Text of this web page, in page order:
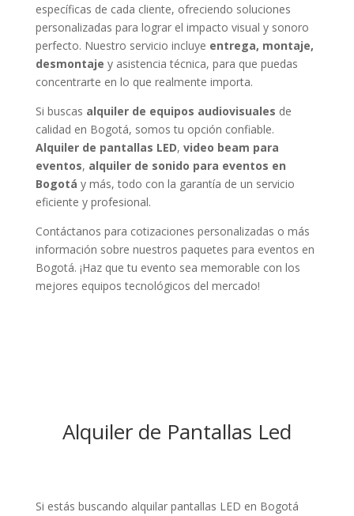
específicas de cada cliente, ofreciendo soluciones
personalizadas para lograr el impacto visual y sonoro
perfecto. Nuestro servicio incluye entrega, montaje,
desmontaje y asistencia técnica, para que puedas
concentrarte en lo que realmente importa.
Si buscas alquiler de equipos audiovisuales de
calidad en Bogotá, somos tu opción confiable.
Alquiler de pantallas LED, video beam para
eventos, alquiler de sonido para eventos en
Bogotá y más, todo con la garantía de un servicio
eficiente y profesional.
Contáctanos para cotizaciones personalizadas o más
información sobre nuestros paquetes para eventos en
Bogotá. ¡Haz que tu evento sea memorable con los
mejores equipos tecnológicos del mercado!
Alquiler de Pantallas Led
Si estás buscando alquilar pantallas LED en Bogotá